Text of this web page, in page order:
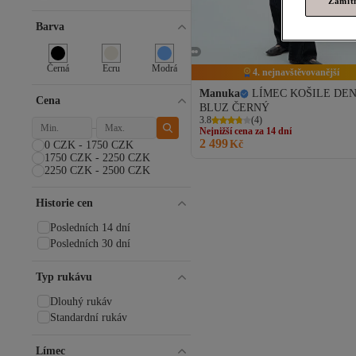
4. nejnavštěvovanější
Manuka
LÍMEC KOŠILE
BLUZ ČERNÝ
3.8 (4)
Nejnižší cena za 14 dní
Doprava zdarma
Nejnižší cena za 14 dní
2 499Kč
Barva
Černá Ecru Modrá
Cena
0 CZK - 1750 CZK
1750 CZK - 2250 CZK
2250 CZK - 2500 CZK
Historie cen
Posledních 14 dní
Posledních 30 dní
Typ rukávu
Dlouhý rukáv
Standardní rukáv
Límec